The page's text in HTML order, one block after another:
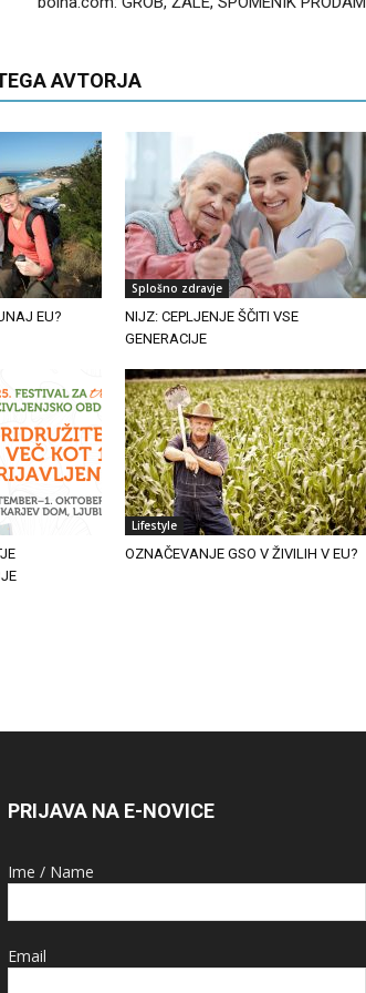
AVTORJA
EU?
Splošno zdravje
NIJZ: CEPLJENJE ŠČITI VSE
GENERACIJE
Lifestyle
OZNAČEVANJE GSO V ŽIVILIH V EU?
PRIJAVA NA E-NOVICE
Ime / Name
Email